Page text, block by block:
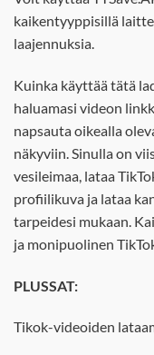
kaikentyyppisillä
laajennuksia.
Kuinka käyttää tätä
haluamasi videon
napsauta oikealla
näkyviin. Sinulla on
vesileimaa, lataa
profiilikuva ja lataa
tarpeidesi mukaan.
ja monipuolinen
PLUSSAT:
Tikok-videoiden